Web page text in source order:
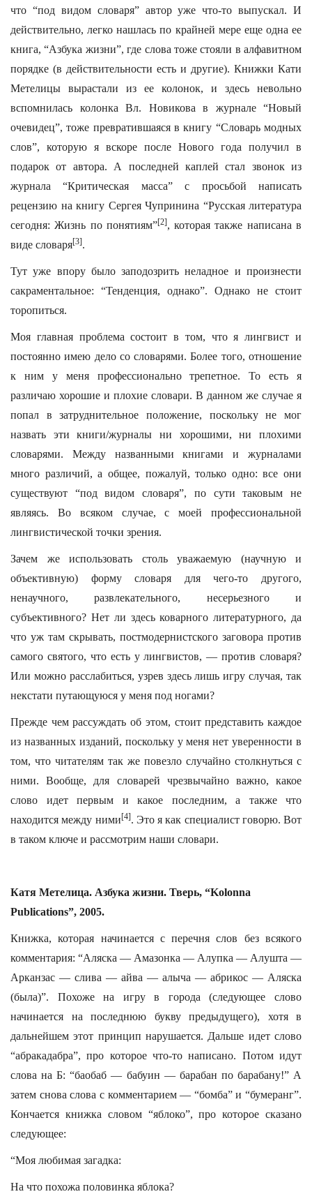
что “под видом словаря” автор уже что-то выпускал. И
действительно, легко нашлась по крайней мере еще одна ее
книга, “Азбука жизни”, где слова тоже стояли в алфавитном
порядке (в действительности есть и другие). Книжки Кати
Метелицы вырастали из ее колонок, и здесь невольно
вспомнилась колонка Вл. Новикова в журнале “Новый
очевидец”, тоже превратившаяся в книгу “Словарь модных
слов”, которую я вскоре после Нового года получил в
подарок от автора. А последней каплей стал звонок из
журнала “Критическая масса” с просьбой написать
рецензию на книгу Сергея Чупринина “Русская литература
сегодня: Жизнь по понятиям”[2], которая также написана в
виде словаря[3].
Тут уже впору было заподозрить неладное и произнести
сакраментальное: “Тенденция, однако”. Однако не стоит
торопиться.
Моя главная проблема состоит в том, что я лингвист и
постоянно имею дело со словарями. Более того, отношение
к ним у меня профессионально трепетное. То есть я
различаю хорошие и плохие словари. В данном же случае я
попал в затруднительное положение, поскольку не мог
назвать эти книги/журналы ни хорошими, ни плохими
словарями. Между названными книгами и журналами
много различий, а общее, пожалуй, только одно: все они
существуют “под видом словаря”, по сути таковым не
являясь. Во всяком случае, с моей профессиональной
лингвистической точки зрения.
Зачем же использовать столь уважаемую (научную и
объективную) форму словаря для чего-то другого,
ненаучного, развлекательного, несерьезного и
субъективного? Нет ли здесь коварного литературного, да
что уж там скрывать, постмодернистского заговора против
самого святого, что есть у лингвистов, — против словаря?
Или можно расслабиться, узрев здесь лишь игру случая, так
некстати путающуюся у меня под ногами?
Прежде чем рассуждать об этом, стоит представить каждое
из названных изданий, поскольку у меня нет уверенности в
том, что читателям так же повезло случайно столкнуться с
ними. Вообще, для словарей чрезвычайно важно, какое
слово идет первым и какое последним, а также что
находится между ними[4]. Это я как специалист говорю. Вот
в таком ключе и рассмотрим наши словари.
Катя Метелица. Азбука жизни. Тверь, “Kolonna
Publications”, 2005.
Книжка, которая начинается с перечня слов без всякого
комментария: “Аляска — Амазонка — Алупка — Алушта —
Арканзас — слива — айва — алыча — абрикос — Аляска
(была)”. Похоже на игру в города (следующее слово
начинается на последнюю букву предыдущего), хотя в
дальнейшем этот принцип нарушается. Дальше идет слово
“абракадабра”, про которое что-то написано. Потом идут
слова на Б: “баобаб — бабуин — барабан по барабану!” А
затем снова слова с комментарием — “бомба” и “бумеранг”.
Кончается книжка словом “яблоко”, про которое сказано
следующее:
“Моя любимая загадка:
На что похожа половинка яблока?